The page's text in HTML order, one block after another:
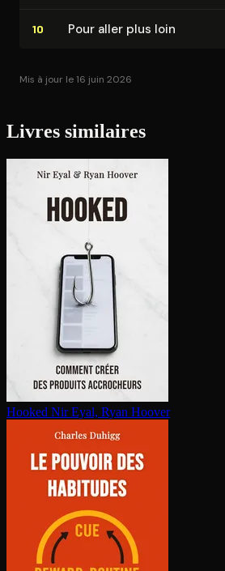
10 Pour aller plus loin
Mis à jour le 16 juin 2026
Livres similaires
Hooked Nir Eyal, Ryan Hoover